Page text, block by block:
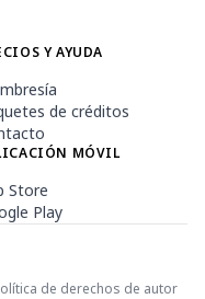
Y AYUDA
de créditos
MÓVIL
Store
Play
de derechos de autor